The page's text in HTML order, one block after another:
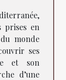
prises en
monde
ses
et son
d’une